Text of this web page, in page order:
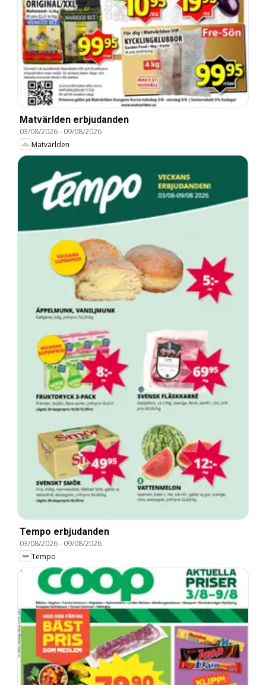
Matvärlden erbjudanden
03/08/2026- 09/08/2026
Matvärlden
Tempo erbjudanden
03/08/2026- 09/08/2026
Tempo